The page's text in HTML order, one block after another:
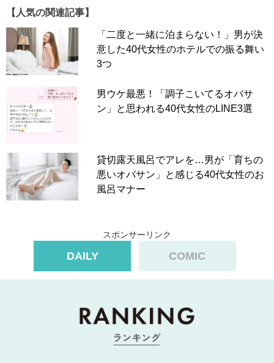
【人気の関連記事】
「二度と一緒に泊まらない！」男が決
意した40代女性のホテルでの振る舞い
3つ
男ウケ最悪！「調子こいてるオバサ
ン」と思われる40代女性のLINE3選
貸切露天風呂でアレを…男が「育ちの
悪いオバサン」と感じる40代女性のお
風呂マナー
スポンサーリンク
DAILY COMIC